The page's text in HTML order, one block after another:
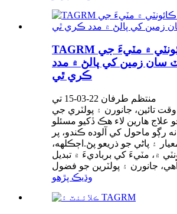
TAGRM چين جي ڪائونٽي ۾ مٽيءَ جي
زمين کي پالڻ ۾ مدد
ڪري ٿي
منتظم طرفان 22-03-15 تي
تائين، جانورن ۽ پولٽري جي
علاج هارين لاء هڪ ڏکيو مسئلو
رڳو ماحول کي آلوده ڪندو، پر
۽ پاڻي جو ذريعو پڻ.اڄڪلهه،
۾، مٽيءَ کي برباديءَ ۾ تبديل
وڌيڪ پڙهو